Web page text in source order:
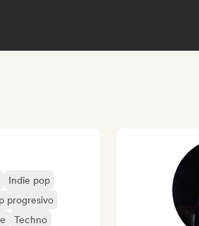
Indie pop
progresivo
Techno